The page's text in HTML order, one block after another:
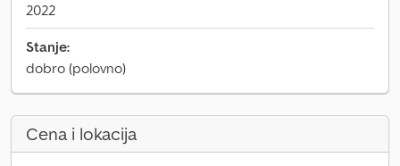
2022
Stanje:
dobro (polovno)
Cena i lokacija